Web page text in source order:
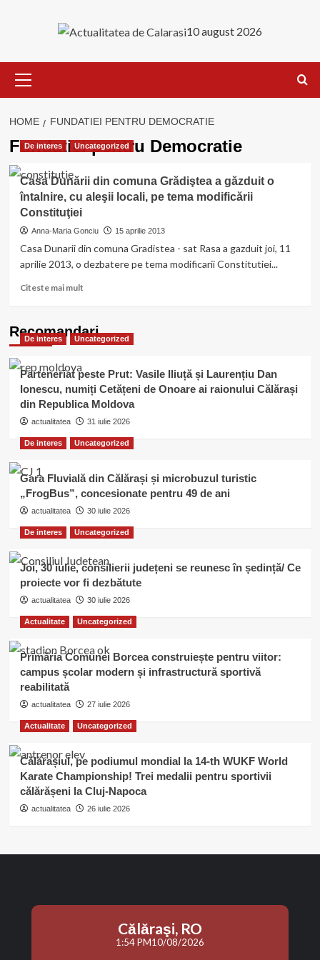
10 august 2026
Menu
HOME FUNDATIEI PENTRU DEMOCRATIE
Fundatiei pentru Democratie
De interes Uncategorized
Casa Dunării din comuna Grădiştea a găzduit o
întalnire, cu aleşii locali, pe tema modificării
Constituţiei
Anna-Maria Gonciu 15 aprilie 2013
Casa Dunarii din comuna Gradistea - sat Rasa a gazduit joi, 11
aprilie 2013, o dezbatere pe tema modificarii Constitutiei...
Citeste mai multRead
Casa
Dunării
Grădiştea
a
găzduit
o
întalnire,
cu
locali,
pe
modificării
Constituţiei
Recomandari
De interes Uncategorized
Parteneriat peste Prut: Vasile Iliuță și Laurențiu Dan
Ionescu, numiți Cetățeni de Onoare ai raionului Călărași
din Republica Moldova
actualitatea 31 iulie 2026
De interes Uncategorized
Gara Fluvială din Călărași și microbuzul turistic
„FrogBus”, concesionate pentru 49 de ani
actualitatea 30 iulie 2026
De interes Uncategorized
Joi, 30 iulie, consilierii județeni se reunesc în ședință/ Ce
proiecte vor fi dezbătute
actualitatea 30 iulie 2026
Actualitate Uncategorized
Primăria Comunei Borcea construiește pentru viitor:
campus școlar modern și infrastructură sportivă
reabilitată
actualitatea 27 iulie 2026
Actualitate Uncategorized
Călărașiul, pe podiumul mondial la 14-th WUKF World
Karate Championship! Trei medalii pentru sportivii
călărășeni la Cluj-Napoca
actualitatea 26 iulie 2026
Călăraşi, RO
1:54 PM10/08/2026